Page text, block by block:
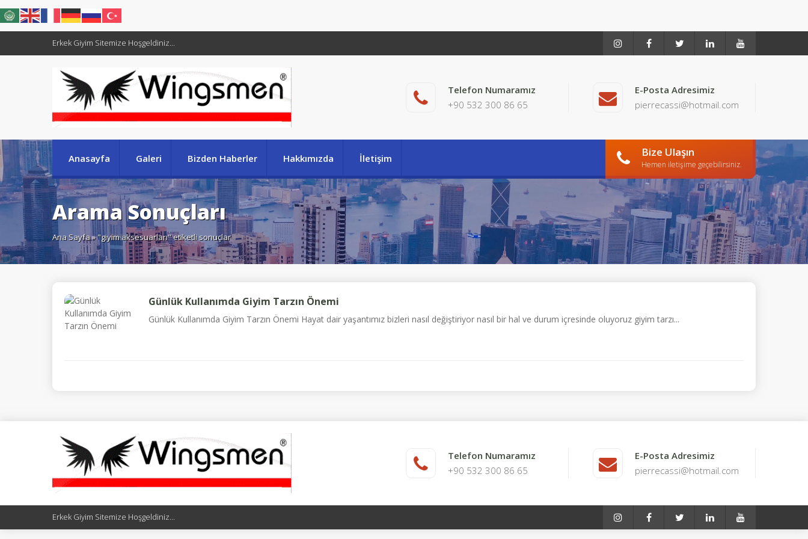
Erkek Giyim Sitemize Hoşgeldiniz...
E-Posta Adresimiz
pierrecassi@hotmail.com
Telefon Numaramız
+90 532 300 86 65
Anasayfa Galeri Bizden Haberler Hakkımızda İletişim Bize Ulaşın
Hemen iletişime geçebilirsiniz.
Arama Sonuçları
Ana Sayfa» "giyim aksesuarları" etiketli sonuçlar
Günlük Kullanımda Giyim Tarzın Önemi
Günlük Kullanımda Giyim Tarzın Önemi Hayat dair yaşantımız bizleri nasıl değiştiriyor nasıl bir hal ve durum içresinde oluyoruz giyim tarzı...
E-Posta Adresimiz
pierrecassi@hotmail.com
Telefon Numaramız
+90 532 300 86 65
Erkek Giyim Sitemize Hoşgeldiniz...